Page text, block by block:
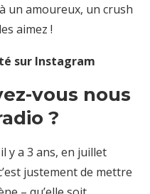
un amoureux, un crush
aimez !
sur Instagram
vous nous
?
y a 3 ans, en juillet
justement de mettre